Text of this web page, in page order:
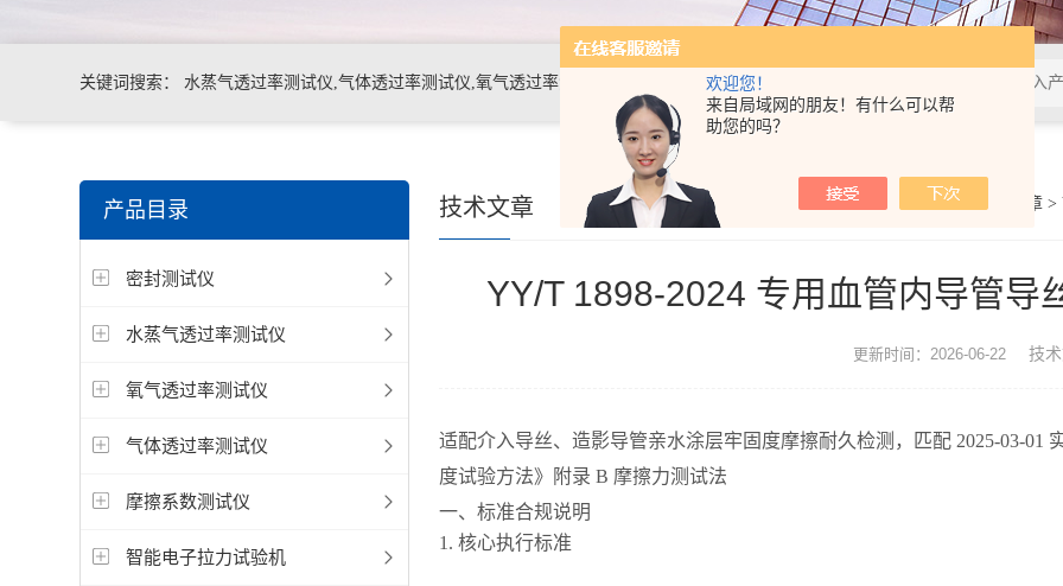
欢迎您！
来自局域网的朋友！有什么可以帮
助您的吗？
关键词搜索： 水蒸气透过率测试仪,气体透过率测试仪,氧气透过率测试仪,接骨螺钉性能测试仪，导
管导丝滑动性能测试仪，密封仪，微泄漏密封测试仪，热封试验仪，包装耐压试验仪，电子拉力
机，泄漏与密封强度测试仪，透气度测试仪
产品目录
密封测试仪
水蒸气透过率测试仪
氧气透过率测试仪
气体透过率测试仪
摩擦系数测试仪
智能电子拉力试验机
你的位置： 首页> 技术文章>
技术文章
YY/T 1898-2024 专用血管内导管导
更新时间：2026-06-22 技
适配介入导丝、造影导管亲水涂层牢固度摩擦耐久检测，匹配 2025-03-01
度试验方法》附录 B 摩擦力测试法
一、标准合规说明
1. 核心执行标准